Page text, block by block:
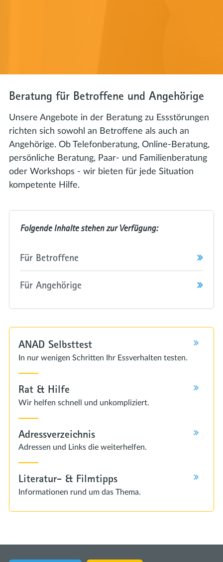
Beratung für Betroffene und Angehörige
Unsere Angebote in der Beratung zu Essstörungen
richten sich sowohl an Betroffene als auch an
Angehörige. Ob Telefonberatung, Online-Beratung,
persönliche Beratung, Paar- und Familienberatung
oder Workshops - wir bieten für jede Situation
kompetente Hilfe.
Für Betroffene
Für Angehörige
ANAD Selbsttest
In nur wenigen Schritten Ihr Essverhalten testen.
Rat & Hilfe
Wir helfen schnell und unkompliziert.
Adressverzeichnis
Adressen und Links die weiterhelfen.
Literatur- & Filmtipps
Informationen rund um das Thema.